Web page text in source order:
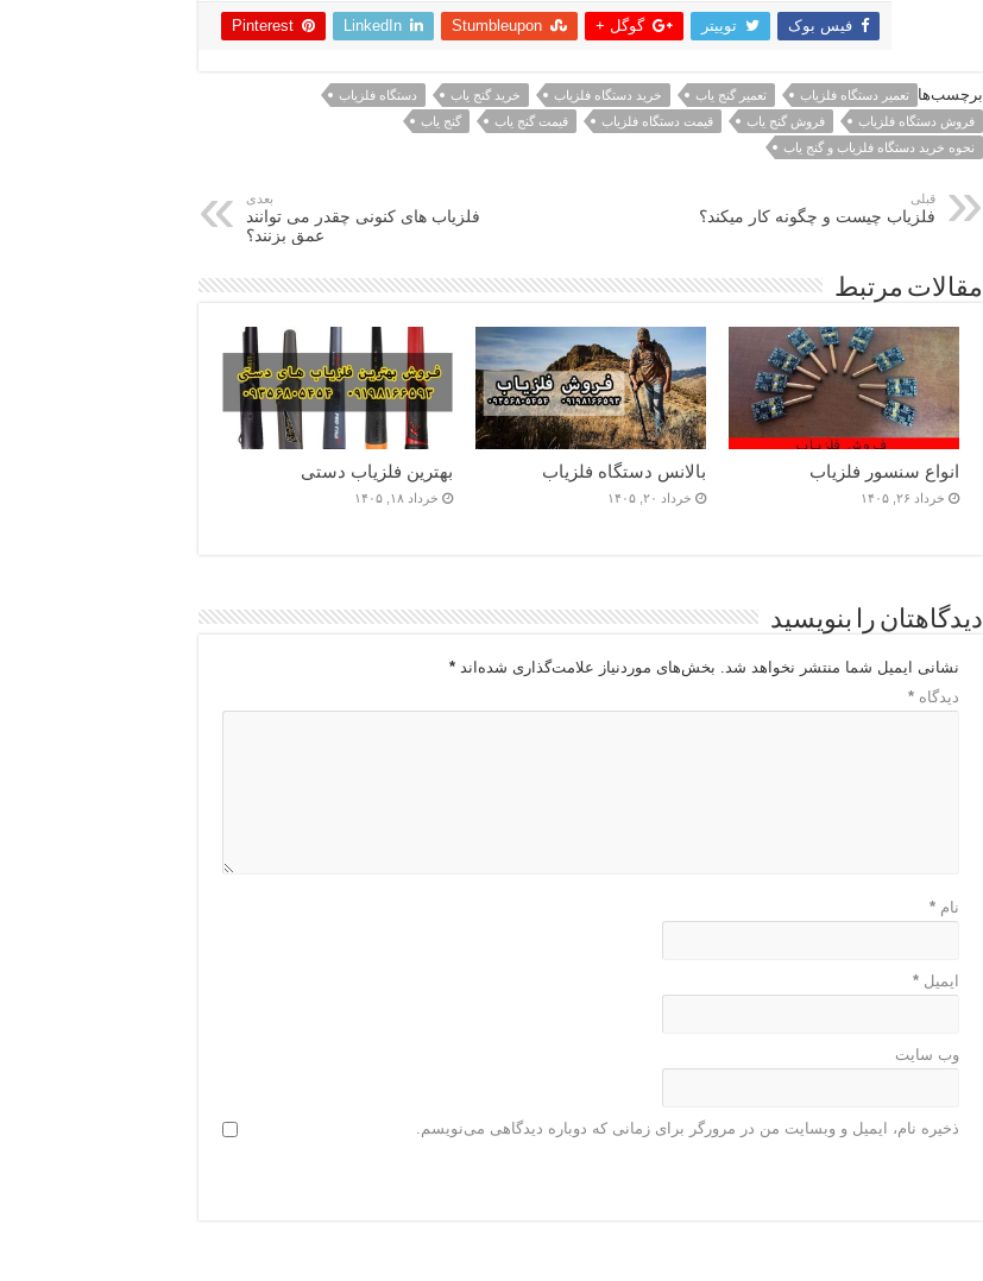
فیس بوک توییتر گوگل + Stumbleupon
LinkedIn
Pinterest
برچسب‌ها تعمیر دستگاه فلزیاب تعمیر گنج یاب خرید دستگاه فلزیاب خرید گنج یاب
دستگاه فلزیاب
فروش دستگاه فلزیاب
فروش گنج یاب قیمت دستگاه فلزیاب قیمت گنج یاب
گنج یاب
نحوه خرید دستگاه فلزیاب و گنج یاب
قبلی
فلزیاب چیست و چگونه کار میکند؟
بعدی
فلزیاب های کنونی چقدر می توانند
عمق بزنند؟
مقالات مرتبط
انواع سنسور فلزیاب
خرداد ۲۶, ۱۴۰۵
بالانس دستگاه فلزیاب
خرداد ۲۰, ۱۴۰۵
بهترین فلزیاب دستی
خرداد ۱۸, ۱۴۰۵
دیدگاهتان را بنویسید
نشانی ایمیل شما منتشر نخواهد شد. بخش‌های موردنیاز علامت‌گذاری شده‌اند *
دیدگاه *
نام *
ایمیل *
وب‌ سایت
ذخیره نام، ایمیل و وبسایت من در مرورگر برای زمانی که دوباره دیدگاهی می‌نویسم.